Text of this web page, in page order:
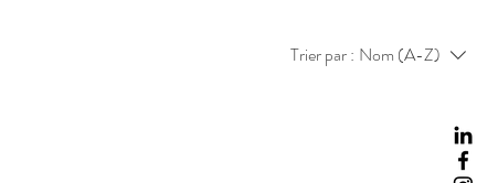
Trier par : Nom (A-Z)